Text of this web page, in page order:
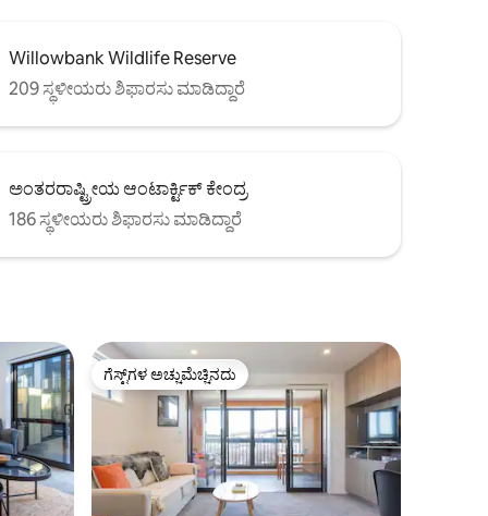
Willowbank Wildlife Reserve
209 ಸ್ಥಳೀಯರು ಶಿಫಾರಸು ಮಾಡಿದ್ದಾರೆ
ಅಂತರರಾಷ್ಟ್ರೀಯ ಆಂಟಾರ್ಕ್ಟಿಕ್ ಕೇಂದ್ರ
186 ಸ್ಥಳೀಯರು ಶಿಫಾರಸು ಮಾಡಿದ್ದಾರೆ
ಗೆಸ್ಟ್‌ಗಳ ಅಚ್ಚುಮೆಚ್ಚಿನದು
ಗೆಸ್ಟ್‌ಗಳ ಅಚ್ಚುಮೆಚ್ಚಿನದು